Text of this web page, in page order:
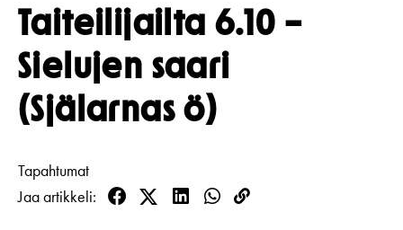
OHJELMISTO & LIPUT
Ohjelmisto
Kalenteri
Asiakaspalvelu
Liput
ENNEN VIERAILUA
Yleisötyö
RYHMILLE JA YRITYKSILLE
Ryhmät ja teatterilähettiläät
Taiteilijailta 6.10 –
Sielujen saari
(Själarnas ö)
Tapahtumat
Jaa artikkeli
Facebook
TwitterLinkedInWhatsApp
Kopioi